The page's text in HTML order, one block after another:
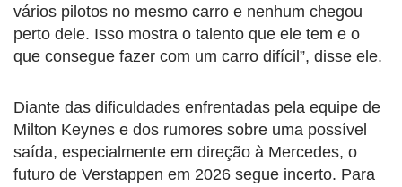
vários pilotos no mesmo carro e nenhum chegou
perto dele. Isso mostra o talento que ele tem e o
que consegue fazer com um carro difícil”, disse ele.
Diante das dificuldades enfrentadas pela equipe de
Milton Keynes e dos rumores sobre uma possível
saída, especialmente em direção à Mercedes, o
futuro de Verstappen em 2026 segue incerto. Para